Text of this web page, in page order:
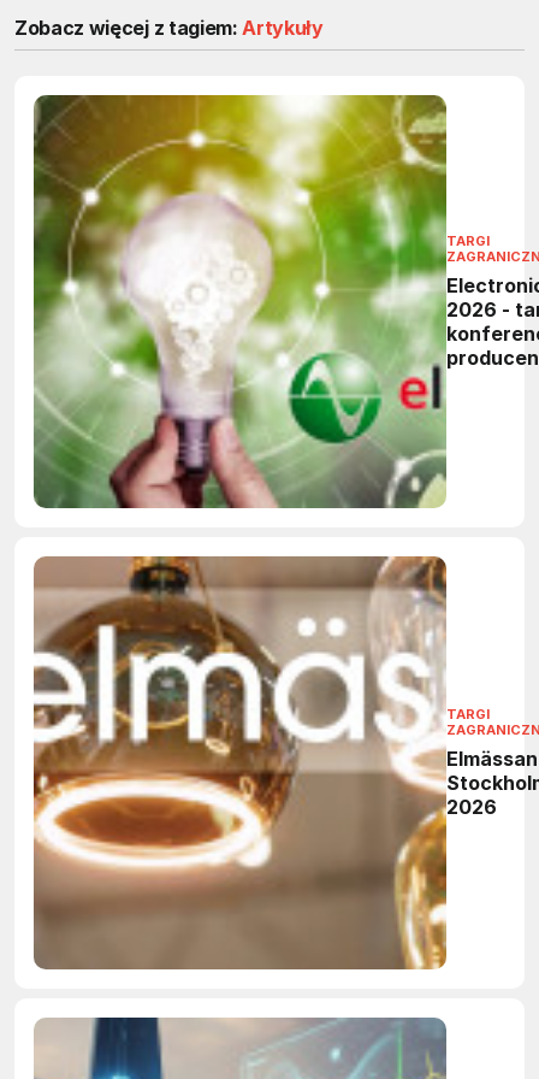
Zobacz więcej z tagiem: Artykuły
TARGI
2026 -
TARGI
Elmässan
2026